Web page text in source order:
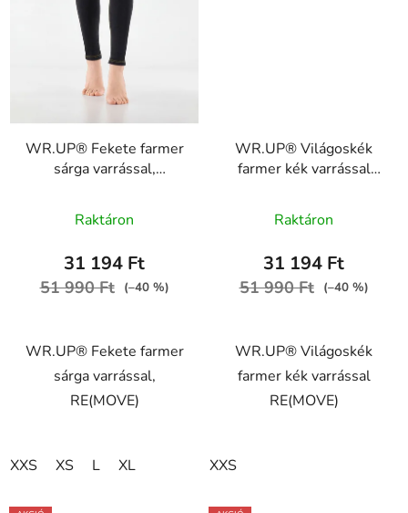
WR.UP® Fekete farmer
sárga varrással,
WRUP1RC002ORG,
J7Y
Raktáron
31 194 Ft
51 990 Ft (–40 %)
WR.UP® Fekete farmer
sárga varrással,
RE(MOVE)
XXS XS L XL
WR.UP® Világoskék
farmer kék varrással
WRUP1RC002ORG,
J4Btermék
átlagos
értékelése
5,0
csillag.
Raktáron
31 194 Ft
51 990 Ft (–40 %)
WR.UP® Világoskék
farmer kék varrással
RE(MOVE)
XXS